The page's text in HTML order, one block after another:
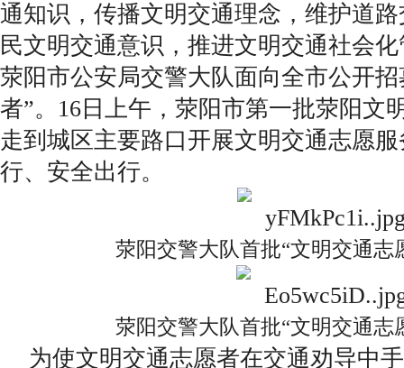
通知识，传播文明交通理念，维护道
民文明交通意识，推进文明交通社会
荥阳市公安局交警大队面向全市公开
者”。16日上午，荥阳市第一批荥阳文
走到城区主要路口开展文明交通志愿
行、安全出行。
荥阳交警大队首批“文明交通志
荥阳交警大队首批“文明交通志
为使文明交通志愿者在交通劝导中